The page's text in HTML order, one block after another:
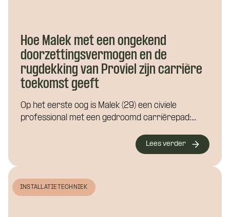
Hoe Malek met een ongekend
doorzettingsvermogen en de
rugdekking van Proviel zijn carrière
toekomst geeft
Op het eerste oog is Malek (29) een civiele
professional met een gedroomd carrièrepad:...
Lees verder
INSTALLATIETECHNIEK
Motivatie (niet verplicht)